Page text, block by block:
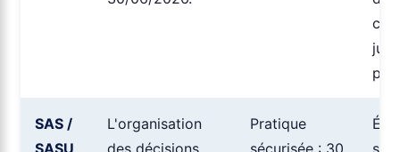
SAS /
SASU
L'organisation
des décisions
Pratique
sécurisée : 30